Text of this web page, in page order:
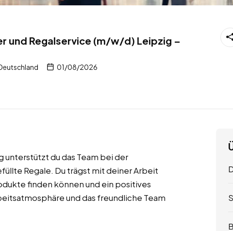
und Regalservice (m/w/d) Leipzig –
01/08/2026
du das Team bei der
Regale. Du trägst mit deiner Arbeit
finden können und ein positives
und das freundliche Team